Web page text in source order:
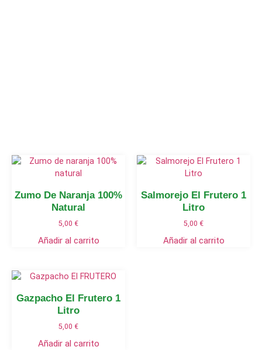
Zumo De Naranja 100%
Natural
5,00 €
Añadir al carrito
Salmorejo El Frutero 1
Litro
5,00 €
Añadir al carrito
Gazpacho El Frutero 1
Litro
5,00 €
Añadir al carrito